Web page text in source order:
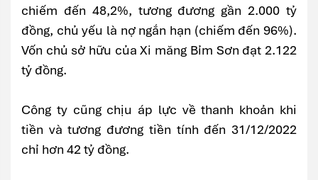
chiếm đến 48,2%, tương đương gần 2.000 tỷ
đồng, chủ yếu là nợ ngắn hạn (chiếm đến 96%).
Vốn chủ sở hữu của Xi măng Bỉm Sơn đạt 2.122
tỷ đồng.
Công ty cũng chịu áp lực về thanh khoản khi
tiền và tương đương tiền tính đến 31/12/2022
chỉ hơn 42 tỷ đồng.